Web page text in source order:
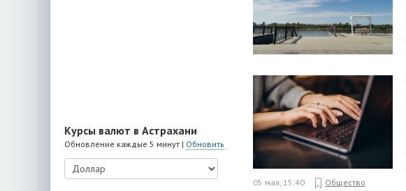
Курсы валют в Астрахани
Обновление каждые 5 минут | Обновить
05 мая, 15:40 Общество